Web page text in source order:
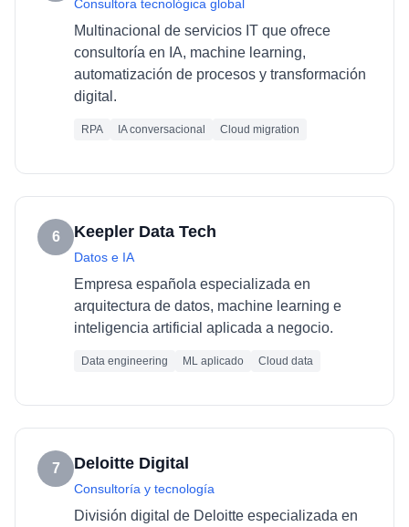
Consultora tecnológica global
Multinacional de servicios IT que ofrece
consultoría en IA, machine learning,
automatización de procesos y transformación
digital.
RPA IA conversacional Cloud migration
6 Keepler Data Tech
Datos e IA
Empresa española especializada en
arquitectura de datos, machine learning e
inteligencia artificial aplicada a negocio.
Data engineering ML aplicado Cloud data
7 Deloitte Digital
Consultoría y tecnología
División digital de Deloitte especializada en